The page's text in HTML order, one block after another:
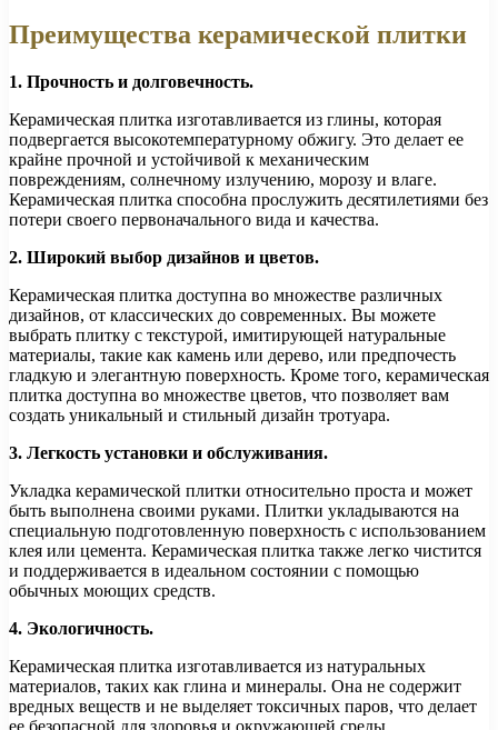
Преимущества керамической плитки
1. Прочность и долговечность.
Керамическая плитка изготавливается из глины, которая
подвергается высокотемпературному обжигу. Это делает ее
крайне прочной и устойчивой к механическим
повреждениям, солнечному излучению, морозу и влаге.
Керамическая плитка способна прослужить десятилетиями без
потери своего первоначального вида и качества.
2. Широкий выбор дизайнов и цветов.
Керамическая плитка доступна во множестве различных
дизайнов, от классических до современных. Вы можете
выбрать плитку с текстурой, имитирующей натуральные
материалы, такие как камень или дерево, или предпочесть
гладкую и элегантную поверхность. Кроме того, керамическая
плитка доступна во множестве цветов, что позволяет вам
создать уникальный и стильный дизайн тротуара.
3. Легкость установки и обслуживания.
Укладка керамической плитки относительно проста и может
быть выполнена своими руками. Плитки укладываются на
специальную подготовленную поверхность с использованием
клея или цемента. Керамическая плитка также легко чистится
и поддерживается в идеальном состоянии с помощью
обычных моющих средств.
4. Экологичность.
Керамическая плитка изготавливается из натуральных
материалов, таких как глина и минералы. Она не содержит
вредных веществ и не выделяет токсичных паров, что делает
ее безопасной для здоровья и окружающей среды.